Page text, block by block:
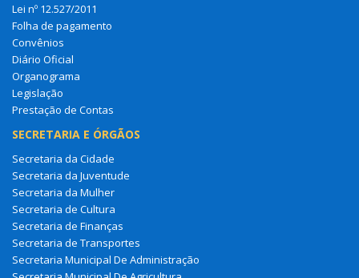
Lei nº 12.527/2011
Folha de pagamento
Convênios
Diário Oficial
Organograma
Legislação
Prestação de Contas
SECRETARIA E ÓRGÃOS
Secretaria da Cidade
Secretaria da Juventude
Secretaria da Mulher
Secretaria de Cultura
Secretaria de Finanças
Secretaria de Transportes
Secretaria Municipal De Administração